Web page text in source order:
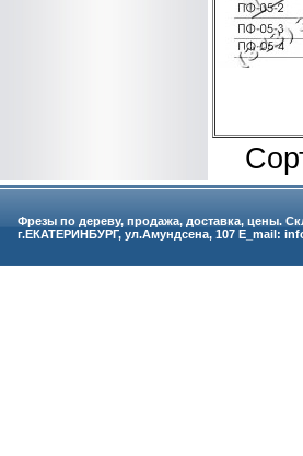
Фрезы по дереву, продажа, доставка, цены.
г.ЕКАТЕРИНБУРГ, ул.Амундсена, 107 E_mail: